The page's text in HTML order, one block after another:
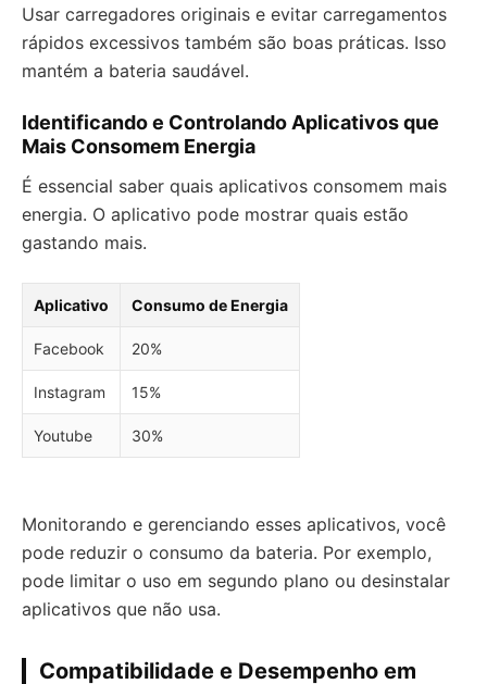
Usar carregadores originais e evitar carregamentos
rápidos excessivos também são boas práticas. Isso
mantém a bateria saudável.
Identificando e Controlando Aplicativos que
Mais Consomem Energia
É essencial saber quais aplicativos consomem mais
energia. O aplicativo pode mostrar quais estão
gastando mais.
Aplicativo Consumo de Energia
Facebook 20%
Instagram 15%
Youtube 30%
Monitorando e gerenciando esses aplicativos, você
pode reduzir o consumo da bateria. Por exemplo,
pode limitar o uso em segundo plano ou desinstalar
aplicativos que não usa.
Compatibilidade e Desempenho em